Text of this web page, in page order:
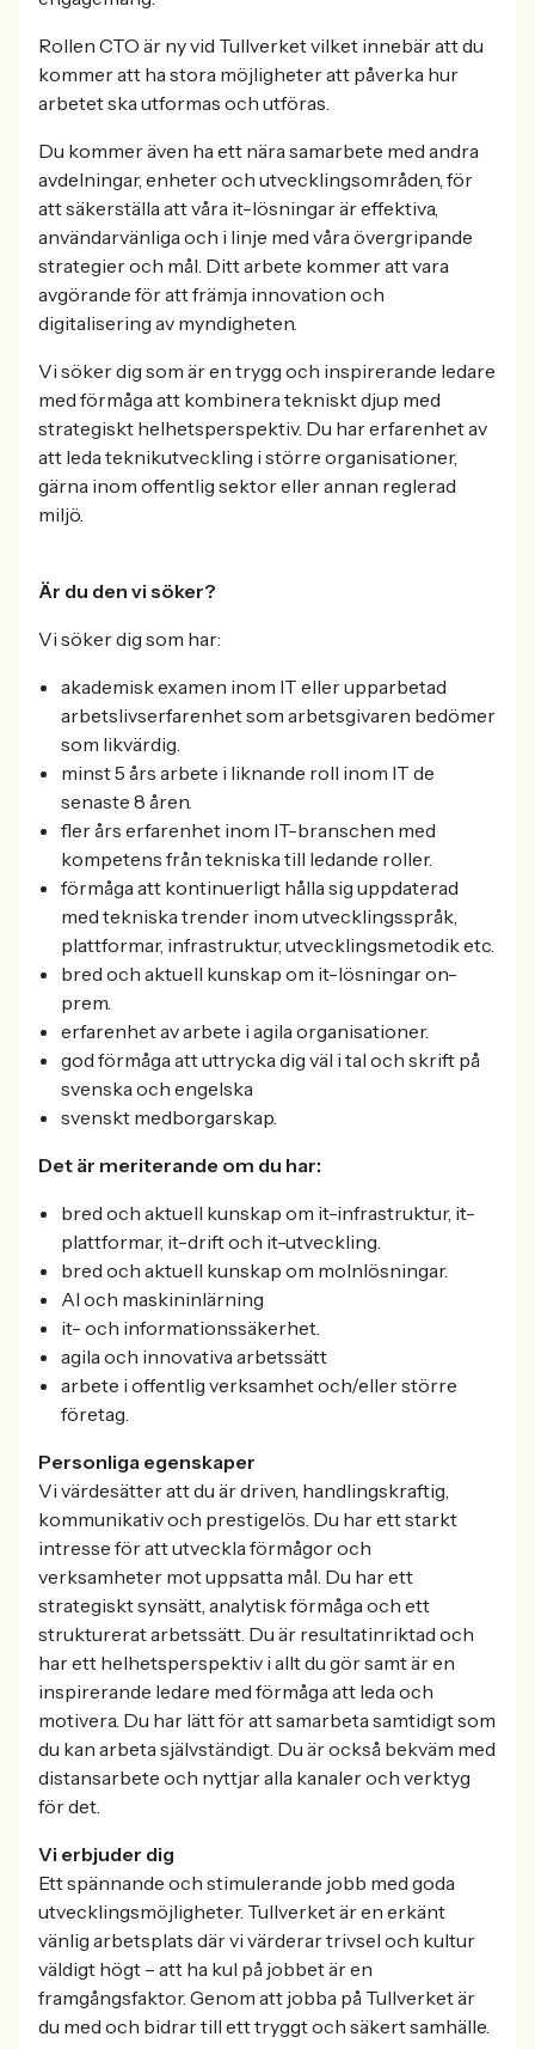
Rollen CTO är ny vid Tullverket vilket innebär att du
kommer att ha stora möjligheter att påverka hur
arbetet ska utformas och utföras.
Du kommer även ha ett nära samarbete med andra
avdelningar, enheter och utvecklingsområden, för
att säkerställa att våra it-lösningar är effektiva,
användarvänliga och i linje med våra övergripande
strategier och mål. Ditt arbete kommer att vara
avgörande för att främja innovation och
digitalisering av myndigheten.
Vi söker dig som är en trygg och inspirerande ledare
med förmåga att kombinera tekniskt djup med
strategiskt helhetsperspektiv. Du har erfarenhet av
att leda teknikutveckling i större organisationer,
gärna inom offentlig sektor eller annan reglerad
miljö.
Är du den vi söker?
Vi söker dig som har:
akademisk examen inom IT eller upparbetad
arbetslivserfarenhet som arbetsgivaren bedömer
som likvärdig.
minst 5 års arbete i liknande roll inom IT de
senaste 8 åren.
fler års erfarenhet inom IT-branschen med
kompetens från tekniska till ledande roller.
förmåga att kontinuerligt hålla sig uppdaterad
med tekniska trender inom utvecklingsspråk,
plattformar, infrastruktur, utvecklingsmetodik etc.
bred och aktuell kunskap om it-lösningar on-
prem.
erfarenhet av arbete i agila organisationer.
god förmåga att uttrycka dig väl i tal och skrift på
svenska och engelska
svenskt medborgarskap.
Det är meriterande om du har:
bred och aktuell kunskap om it-infrastruktur, it-
plattformar, it-drift och it-utveckling.
bred och aktuell kunskap om molnlösningar.
AI och maskininlärning
it- och informationssäkerhet.
agila och innovativa arbetssätt
arbete i offentlig verksamhet och/eller större
företag.
Personliga egenskaper
Vi värdesätter att du är driven, handlingskraftig,
kommunikativ och prestigelös. Du har ett starkt
intresse för att utveckla förmågor och
verksamheter mot uppsatta mål. Du har ett
strategiskt synsätt, analytisk förmåga och ett
strukturerat arbetssätt. Du är resultatinriktad och
har ett helhetsperspektiv i allt du gör samt är en
inspirerande ledare med förmåga att leda och
motivera. Du har lätt för att samarbeta samtidigt som
du kan arbeta självständigt. Du är också bekväm med
distansarbete och nyttjar alla kanaler och verktyg
för det.
Vi erbjuder dig
Ett spännande och stimulerande jobb med goda
utvecklingsmöjligheter. Tullverket är en erkänt
vänlig arbetsplats där vi värderar trivsel och kultur
väldigt högt – att ha kul på jobbet är en
framgångsfaktor. Genom att jobba på Tullverket är
du med och bidrar till ett tryggt och säkert samhälle.